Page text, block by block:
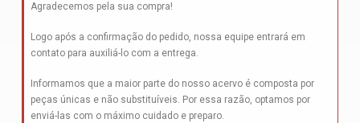
Agradecemos pela sua compra!
Logo após a confirmação do pedido, nossa equipe entrará em
contato para auxiliá-lo com a entrega.
Informamos que a maior parte do nosso acervo é composta por
peças únicas e não substituíveis. Por essa razão, optamos por
enviá-las com o máximo cuidado e preparo.